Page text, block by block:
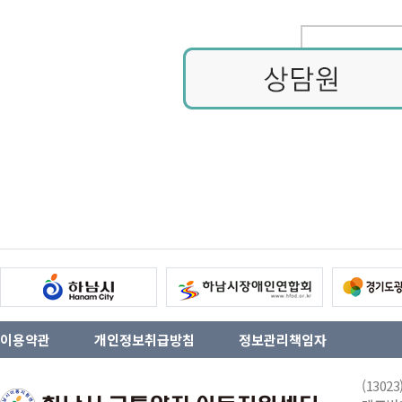
이용약관 개인정보취급방침 정보관리책임자